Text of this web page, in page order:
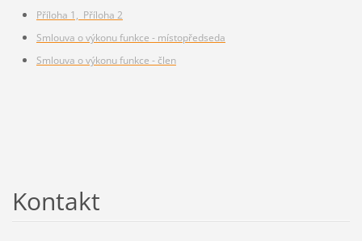
Příloha 1, Příloha 2
Smlouva o výkonu funkce - místopředseda
Smlouva o výkonu funkce - člen
Kontakt